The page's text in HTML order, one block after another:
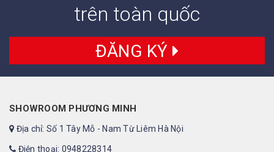
trên toàn quốc
ĐĂNG KÝ
SHOWROOM PHƯƠNG MINH
Địa chỉ: Số 1 Tây Mỗ - Nam Từ Liêm Hà Nội
Điện thoại: 0948228314